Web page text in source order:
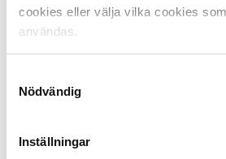
cookies eller välja vilka cookies
användas.
Nödvändig
Inställningar
Måndag 26 augusti:
19:00 Hammarby – GAIS
19:00 IFK Norrköping – Mjällby AIF
15:00 GAIS – Kalmar FF